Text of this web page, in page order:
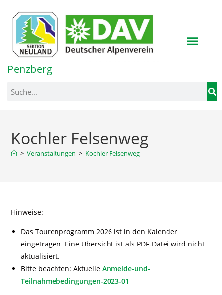
springen
Penzberg
Kochler Felsenweg
> Veranstaltungen > Kochler Felsenweg
Hinweise:
Das Tourenprogramm 2026 ist in den Kalender
eingetragen. Eine Übersicht ist als PDF-Datei wird nicht
aktualisiert.
Bitte beachten: Aktuelle Anmelde-und-
Teilnahmebedingungen-2023-01